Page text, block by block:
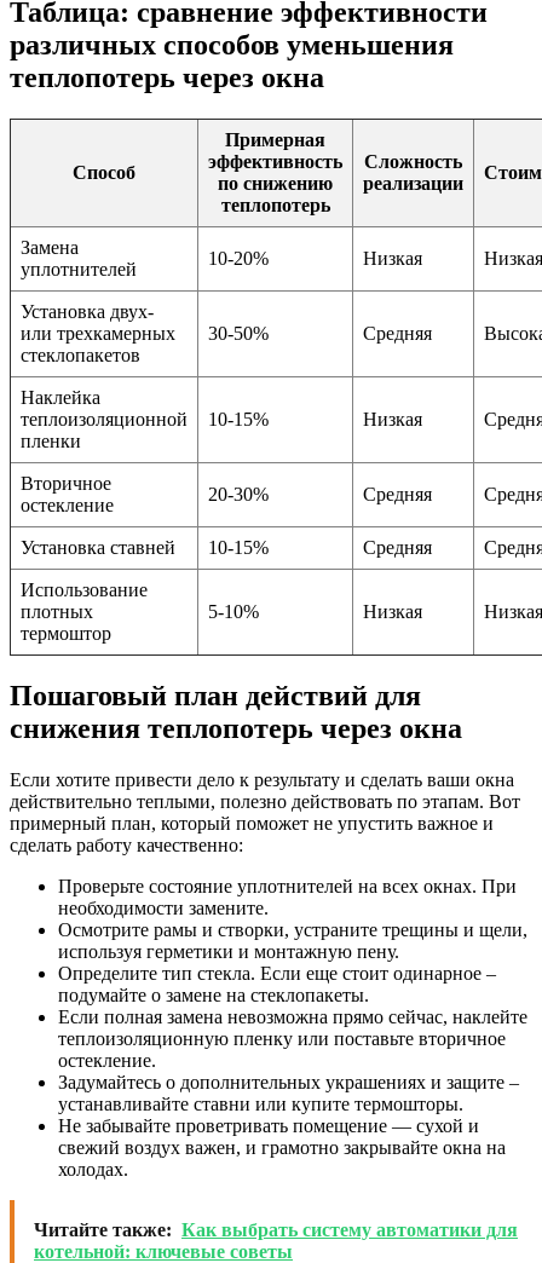
Таблица: сравнение эффективности
различных способов уменьшения
теплопотерь через окна
Способ
Примерная
эффективность
по снижению
теплопотерь
Сложность
реализации
Замена
уплотнителей
10-20% Низкая Низкая
Установка двух-
или трехкамерных
стеклопакетов
30-50% Средняя
Наклейка
теплоизоляционной
пленки
10-15% Низкая
Вторичное
остекление
20-30% Средняя
Установка ставней 10-15% Средняя
Использование
плотных
термоштор
5-10% Низкая Низкая
Пошаговый план действий для
снижения теплопотерь через окна
Если хотите привести дело к результату и сделать ваши окна
действительно теплыми, полезно действовать по этапам. Вот
примерный план, который поможет не упустить важное и
сделать работу качественно:
Проверьте состояние уплотнителей на всех окнах. При
необходимости замените.
Осмотрите рамы и створки, устраните трещины и щели,
используя герметики и монтажную пену.
Определите тип стекла. Если еще стоит одинарное –
подумайте о замене на стеклопакеты.
Если полная замена невозможна прямо сейчас, наклейте
теплоизоляционную пленку или поставьте вторичное
остекление.
Задумайтесь о дополнительных украшениях и защите –
устанавливайте ставни или купите термошторы.
Не забывайте проветривать помещение — сухой и
свежий воздух важен, и грамотно закрывайте окна на
холодах.
Читайте также: Как выбрать систему автоматики для
котельной: ключевые советы